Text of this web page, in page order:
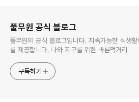
풀무원 공식 블로그
풀무원의 공식 블로그입니다. 지속가능한 식생
를 제공합니다. 나와 지구를 위한 바른먹거리
구독하기